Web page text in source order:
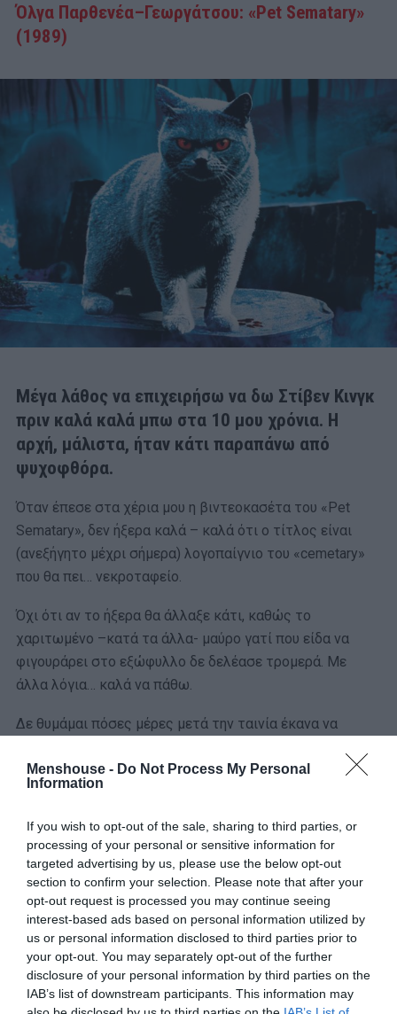
Menshouse - Do Not Process My Personal
Information
If you wish to opt-out of the sale, sharing to third parties, or
processing of your personal or sensitive information for
targeted advertising by us, please use the below opt-out
section to confirm your selection. Please note that after your
opt-out request is processed you may continue seeing
interest-based ads based on personal information utilized by
us or personal information disclosed to third parties prior to
your opt-out. You may separately opt-out of the further
disclosure of your personal information by third parties on the
IAB’s list of downstream participants. This information may
Όλγα Παρθενέα–Γεωργάτσου: «Pet Sematary»
(1989)
Μέγα λάθος να επιχειρήσω να δω Στίβεν Κινγκ
πριν καλά καλά μπω στα 10 μου χρόνια. Η
αρχή, μάλιστα, ήταν κάτι παραπάνω από
ψυχοφθόρα.
Όταν έπεσε στα χέρια μου η βιντεοκασέτα του «Pet
Sematary», δεν ήξερα καλά – καλά ότι o τίτλος είναι
(ανεξήγητο μέχρι σήμερα) λογοπαίγνιο του «cemetary»
που θα πει… νεκροταφείο.
Όχι ότι αν το ήξερα θα άλλαξε κάτι, καθώς το
χαριτωμένο –κατά τα άλλα- μαύρο γατί που είδα να
φιγουράρει στο εξώφυλλο δε δελέασε τρομερά. Με
άλλα λόγια… καλά να πάθω.
Δε θυμάμαι πόσες μέρες μετά την ταινία έκανα να
μαύρες. Αυτό που μου έχει μείνει είναι ότι τόλμησα να
δω ξανά την εν λόγω ταινία στα 23 μου. Σαφώς πιο
Κατά βάθος ντρέπομαι. Μα ξέρεις τι είναι να βλέπεις
τον «Σχιζοφρενή δολοφόνο με το πριόνι» και να σε
ταράζει μια… διαβολόγατα;
Βαγγέλης Χαντζής: «Hellraiser» (1987)